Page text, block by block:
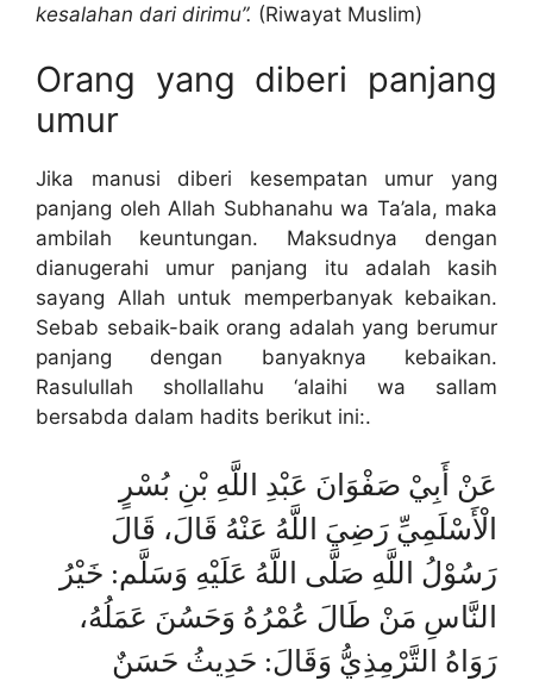
kesalahan dari dirimu”. (Riwayat Muslim)
Orang yang diberi panjang
umur
Jika manusi diberi kesempatan umur yang
panjang oleh Allah Subhanahu wa Ta’ala, maka
ambilah keuntungan. Maksudnya dengan
dianugerahi umur panjang itu adalah kasih
sayang Allah untuk memperbanyak kebaikan.
Sebab sebaik-baik orang adalah yang berumur
panjang dengan banyaknya kebaikan.
Rasulullah shollallahu ‘alaihi wa sallam
bersabda dalam hadits berikut ini:.
عَنْ أَبِيْ صَفْوَانَ عَبْدِ اللَّهِ بْنِ بُسْرٍ
الْأَسْلَمِيِّ رَضِيَ اللَّهُ عَنْهُ قَالَ، قَالَ
رَسُوْلُ اللَّهِ صَلَّى اللَّهُ عَلَيْهِ وَسَلَّم: خَيْرُ
النَّاسِ مَنْ طَالَ عُمْرُهُ وَحَسُنَ عَمَلُهُ،
رَوَاهُ التَّرْمِذِيُّ وَقَالَ: حَدِيثُ حَسَنٌ